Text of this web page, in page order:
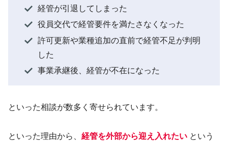
経管が引退してしまった
役員交代で経管要件を満たさなくなった
許可更新や業種追加の直前で経管不足が判明
した
事業承継後、経管が不在になった
といった相談が数多く寄せられています。
といった理由から、 経管を外部から迎え入れたい という